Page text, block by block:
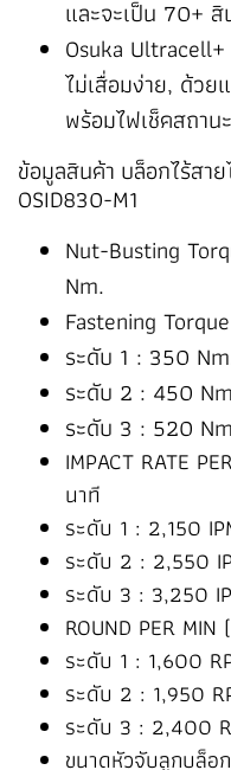
และจะเป็น 70+ สิ
Osuka
ไม่เสื่อมง่าย, ด้ว
พร้อมไฟเช็คสถาน
ข้อมูลสินค้า บล็อกไร้สา
OSID830-M1
Nut-Busting
Nm.
Fastening
ระดับ 1 : 350
ระดับ 2 : 450
ระดับ 3 : 520
IMPACT RATE
นาที
ระดับ 1 : 2,150
ระดับ 2 : 2,550
ระดับ 3 : 3,250
ROUND PER
ระดับ 1 : 1,600
ระดับ 2 : 1,950
ระดับ 3 : 2,400
ขนาดหัวจับลูกบล็